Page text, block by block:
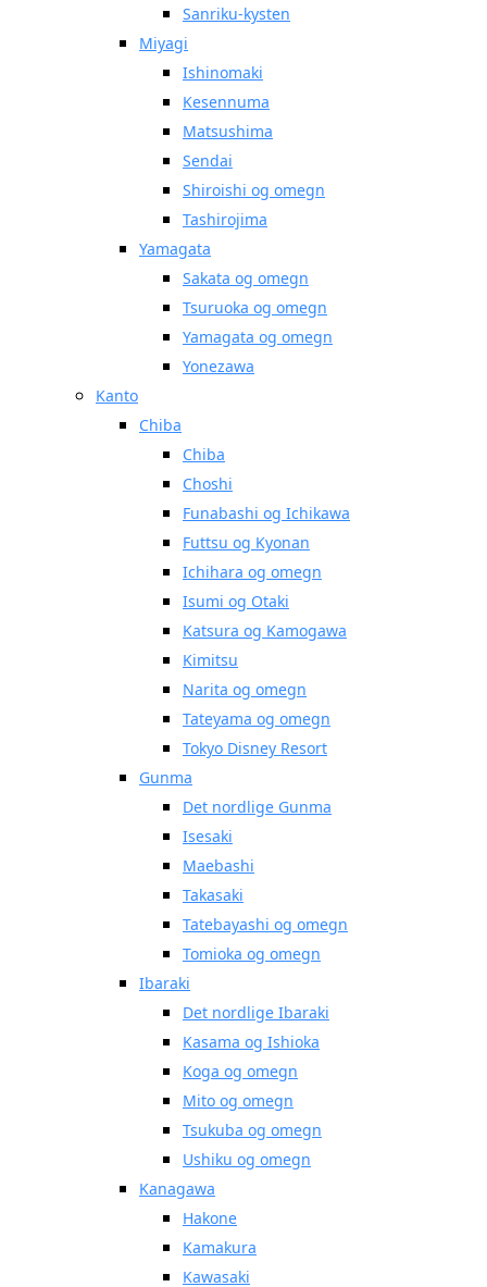
Sanriku-kysten
Miyagi
Ishinomaki
Kesennuma
Matsushima
Sendai
Shiroishi og omegn
Tashirojima
Yamagata
Sakata og omegn
Tsuruoka og omegn
Yamagata og omegn
Yonezawa
Kanto
Chiba
Chiba
Choshi
Funabashi og Ichikawa
Futtsu og Kyonan
Ichihara og omegn
Isumi og Otaki
Katsura og Kamogawa
Kimitsu
Narita og omegn
Tateyama og omegn
Tokyo Disney Resort
Gunma
Det nordlige Gunma
Isesaki
Maebashi
Takasaki
Tatebayashi og omegn
Tomioka og omegn
Ibaraki
Det nordlige Ibaraki
Kasama og Ishioka
Koga og omegn
Mito og omegn
Tsukuba og omegn
Ushiku og omegn
Kanagawa
Hakone
Kamakura
Kawasaki